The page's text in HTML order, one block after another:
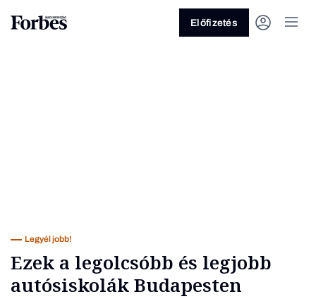
Előfizetés
Legyél jobb!
Ezek a legolcsóbb és legjobb
autósiskolák Budapesten